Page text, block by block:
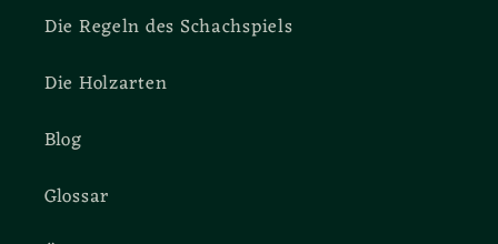
Die Regeln des Schachspiels
Die Holzarten
Blog
Glossar